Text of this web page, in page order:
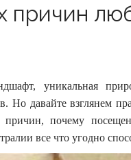
причин
уникальная
Но давайте взглянем
почему
все что угодно